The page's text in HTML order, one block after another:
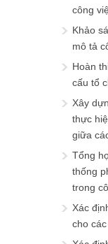
công
Khảo
mô tả
Hoàn
cấu tổ
Xây
thực
giữa
Tổng
thống
trong
Xác
cho